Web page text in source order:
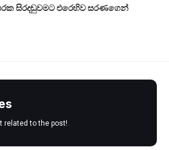
සිරදඬුවමට එරෙහිව සරණගෙන්
related to the post!